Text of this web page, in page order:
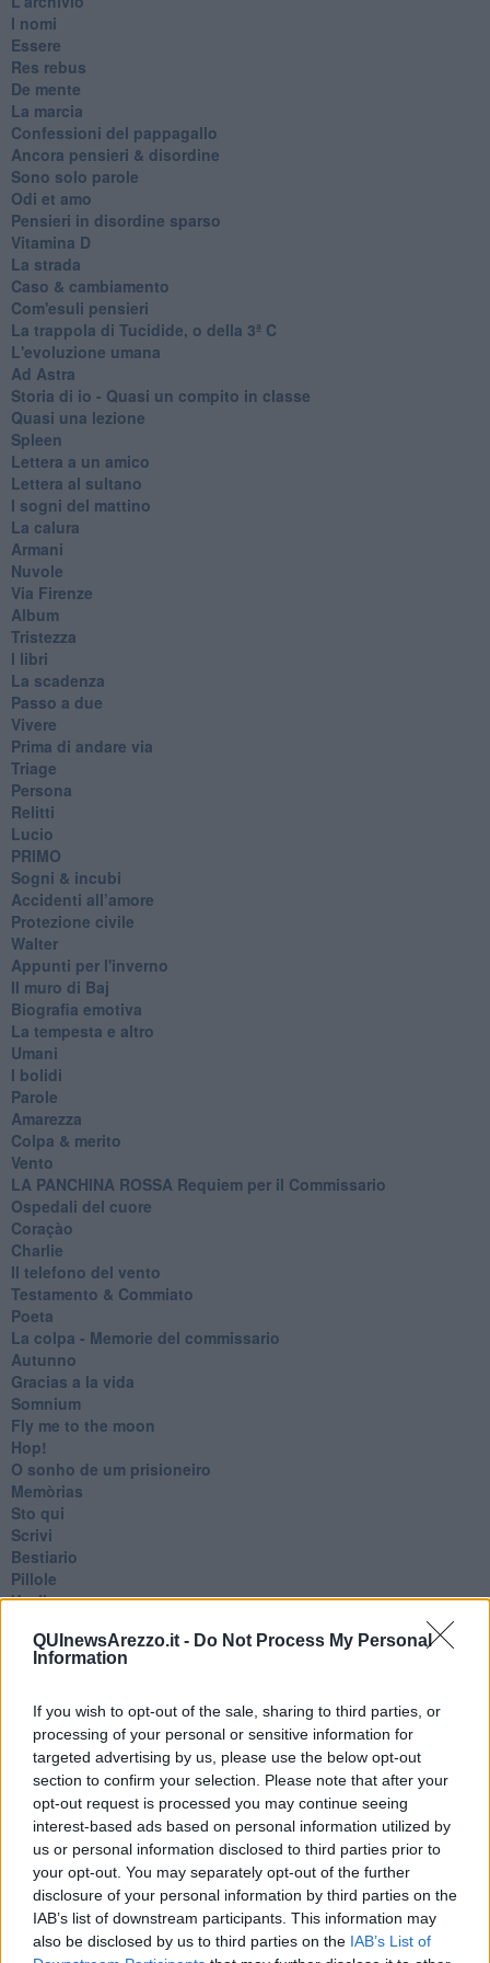
QUInewsArezzo.it - Do Not Process My Personal
Information
If you wish to opt-out of the sale, sharing to third parties, or
processing of your personal or sensitive information for
targeted advertising by us, please use the below opt-out
section to confirm your selection. Please note that after your
opt-out request is processed you may continue seeing
interest-based ads based on personal information utilized by
us or personal information disclosed to third parties prior to
your opt-out. You may separately opt-out of the further
disclosure of your personal information by third parties on the
IAB’s list of downstream participants. This information may
also be disclosed by us to third parties on the IAB’s List of
I nomi
Essere
Res rebus
De mente
La marcia
Confessioni del pappagallo
Ancora pensieri & disordine
Sono solo parole
Odi et amo
Pensieri in disordine sparso
Vitamina D
La strada
Caso & cambiamento
Com'esuli pensieri
La trappola di Tucidide, o della 3ª C
L'evoluzione umana
Ad Astra
Storia di io - Quasi un compito in classe
Quasi una lezione
Spleen
Lettera a un amico
Lettera al sultano
I sogni del mattino
La calura
Armani
Nuvole
Via Firenze
Album
Tristezza
I libri
La scadenza
Passo a due
Vivere
Prima di andare via
Triage
Persona
Relitti
Lucio
PRIMO
Sogni & incubi
Accidenti all’amore
Protezione civile
Walter
Appunti per l'inverno
Il muro di Baj
Biografia emotiva
La tempesta e altro
Umani
I bolidi
Parole
Amarezza
Colpa & merito
Vento
​LA PANCHINA ROSSA Requiem per il Commissario
Ospedali del cuore
Coraçào
Charlie
Il telefono del vento
Testamento & Commiato
Poeta
​La colpa - Memorie del commissario
Autunno
Gracias a la vida
Somnium
Fly me to the moon
Hop!
O sonho de um prisioneiro
Memòrias
Sto qui
Scrivi
Bestiario
Pillole
Veglia
Belle lettere
Todo el bien, todo el mal
Silenzio
Le parole
​L’Australiana
Le stelle del jazz
Vita & morte
Passanti
Continuando, la nonna e il carretto
Metaverso smart
Fiamme